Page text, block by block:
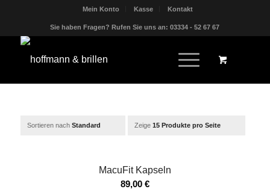
Mein Konto Kasse Kontakt
Sie haben Fragen? Rufen Sie uns an: 03334 - 52 67 67
Sortieren nach Standard Zeige 15 Produkte pro Seite
MacuFit Kapseln
89,00 €